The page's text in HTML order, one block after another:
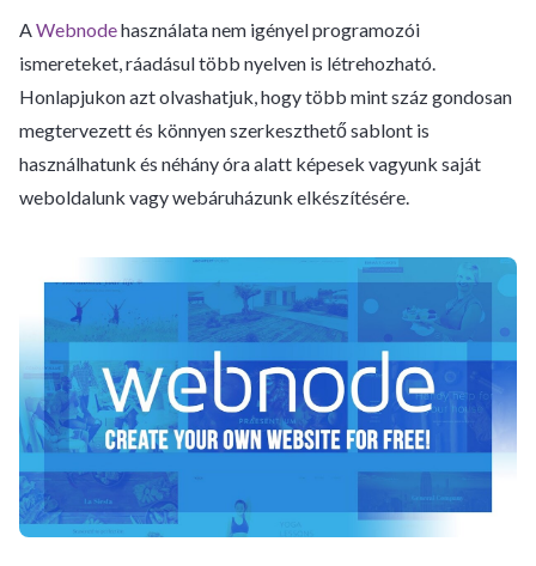
AWebnodehasználata nem igényel programozói
ismereteket, ráadásul több nyelven is létrehozható.
Honlapjukon azt olvashatjuk, hogy több mint száz gondosan
megtervezett és könnyen szerkeszthető sablont is
használhatunk és néhány óra alatt képesek vagyunk saját
weboldalunk vagy webáruházunk elkészítésére.